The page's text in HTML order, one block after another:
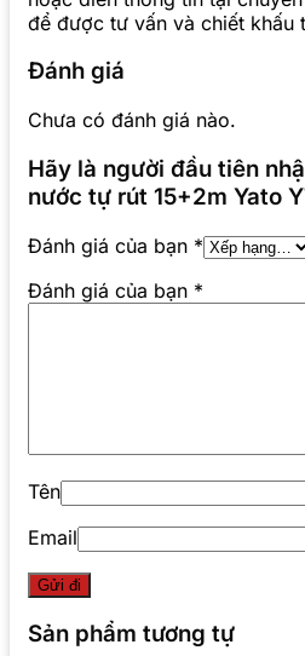
để được tư vấn và chiết khấu
Đánh giá
Chưa có đánh giá nào.
Hãy là người đầu tiên
nước tự rút 15+2m Yato
Đánh giá của bạn *
Đánh giá của bạn *
Tên
Email
Sản phẩm tương tự